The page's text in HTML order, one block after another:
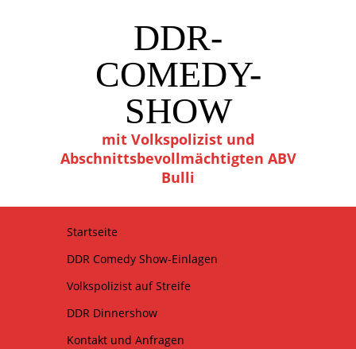
DDR-
COMEDY-
SHOW
mit Volkspolizist und
Abschnittsbevollmächtigten ABV
Bulli
Startseite
DDR Comedy Show-Einlagen
Volkspolizist auf Streife
DDR Dinnershow
Kontakt und Anfragen